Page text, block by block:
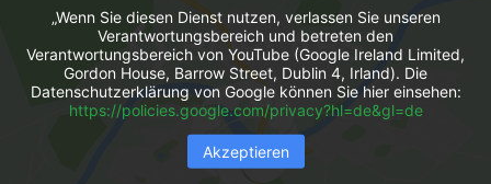
„Wenn Sie diesen Dienst nutzen, verlassen Sie unseren
Verantwortungsbereich und betreten den
Verantwortungsbereich von YouTube (Google Ireland Limited,
Gordon House, Barrow Street, Dublin 4, Irland). Die
Datenschutzerklärung von Google können Sie hier einsehen:
https://policies.google.com/privacy?hl=de&gl=de
Akzeptieren